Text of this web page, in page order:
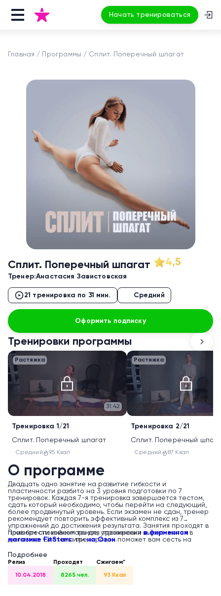
Начать тренироваться
Главная Программы Сплит. Поперечный шпагат
Сплит. Поперечный шпагат 4,5
Тренер:Анастасия Завистовская
21 тренировка по 31 мин. Средний
Оформить подписку
Тренировки программы
Растяжка
31:42
Тренировка 1/21
Сплит. Поперечный шпагат
Средний 95 Ккал
Растяжка
Тренировка 2/21
Сплит. Поперечный
Средний 87 Ккал
О программе
Двадцать одно занятие на развитие гибкости и
пластичности разбито на 3 уровня подготовки по 7
тренировок. Каждая 7-я тренировка завершается тестом,
сдать который необходимо, чтобы перейти на следующий,
более продвинутый уровень. Если экзамен не сдан, тренер
рекомендует повторить эффективный комплекс из 7
упражнений до достижения результата. Занятия проходят в
плавном спокойном темпе, упражнения выполняются в
динамике. Система тренировок поможет вам сесть на
подготовки. Для большей эффективности, Анастасия
рекомендует чередовать программы поперечного и
продольного шпагата.
Приобрести инвентарь для тренировки в фирменном
магазине FitStarsилина Озон.
Подробнее
Релиз
10.04.2018
Проходят
8265 чел.
Сжигаем*
93 Ккал